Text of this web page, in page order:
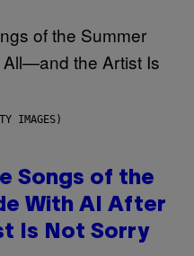
IMAGES)
Songs of the
With AI After
Is Not Sorry